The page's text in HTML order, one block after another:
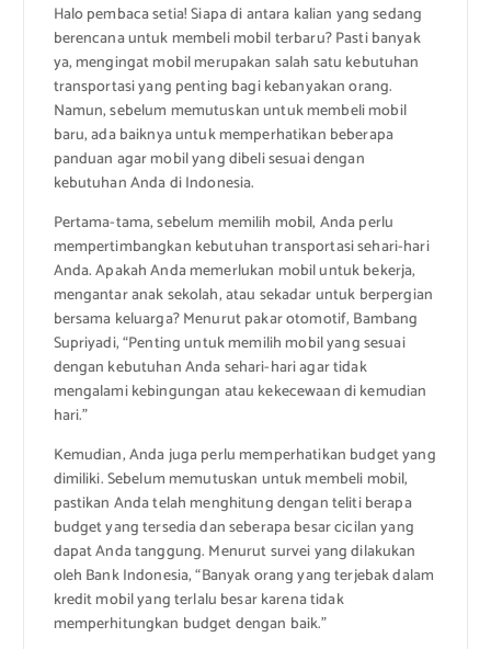
Halo pembaca setia! Siapa di antara kalian yang sedang
berencana untuk membeli mobil terbaru? Pasti banyak
ya, mengingat mobil merupakan salah satu kebutuhan
transportasi yang penting bagi kebanyakan orang.
Namun, sebelum memutuskan untuk membeli mobil
baru, ada baiknya untuk memperhatikan beberapa
panduan agar mobil yang dibeli sesuai dengan
kebutuhan Anda di Indonesia.
Pertama-tama, sebelum memilih mobil, Anda perlu
mempertimbangkan kebutuhan transportasi sehari-hari
Anda. Apakah Anda memerlukan mobil untuk bekerja,
mengantar anak sekolah, atau sekadar untuk berpergian
bersama keluarga? Menurut pakar otomotif, Bambang
Supriyadi, “Penting untuk memilih mobil yang sesuai
dengan kebutuhan Anda sehari-hari agar tidak
mengalami kebingungan atau kekecewaan di kemudian
hari.”
Kemudian, Anda juga perlu memperhatikan budget yang
dimiliki. Sebelum memutuskan untuk membeli mobil,
pastikan Anda telah menghitung dengan teliti berapa
budget yang tersedia dan seberapa besar cicilan yang
dapat Anda tanggung. Menurut survei yang dilakukan
oleh Bank Indonesia, “Banyak orang yang terjebak dalam
kredit mobil yang terlalu besar karena tidak
memperhitungkan budget dengan baik.”